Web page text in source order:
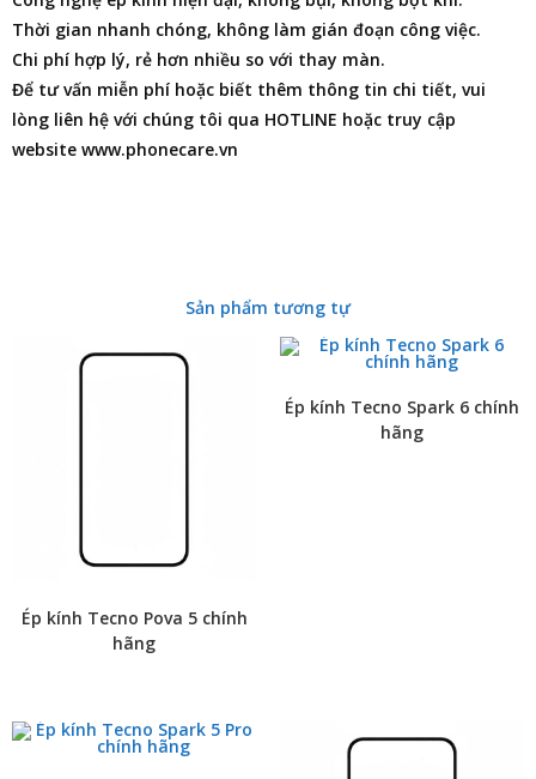
Thời gian nhanh chóng, không làm gián đoạn công việc.
Chi phí hợp lý, rẻ hơn nhiều so với thay màn.
Để tư vấn miễn phí hoặc biết thêm thông tin chi tiết, vui
lòng liên hệ với chúng tôi qua HOTLINE hoặc truy cập
website www.phonecare.vn
Sản phẩm tương tự
Ép kính Tecno Pova 5 chính
hãng
Ép kính Tecno Spark 6 chính
hãng